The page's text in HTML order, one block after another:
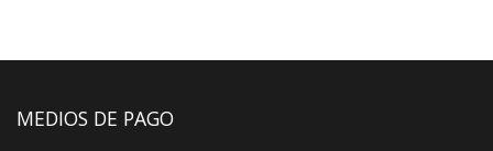
MEDIOS DE PAGO